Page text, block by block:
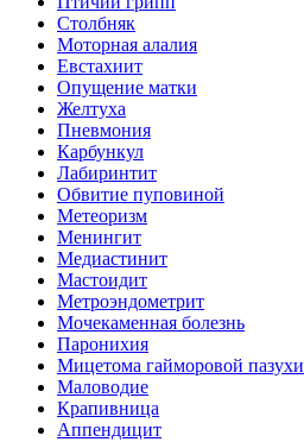
Столбняк
Моторная алалия
Евстахиит
Опущение матки
Желтуха
Пневмония
Карбункул
Лабиринтит
Обвитие пуповиной
Метеоризм
Менингит
Медиастинит
Мастоидит
Метроэндометрит
Мочекаменная болезнь
Паронихия
Мицетома гайморовой пазухи
Маловодие
Крапивница
Аппендицит